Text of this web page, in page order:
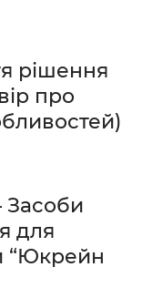
рішення
про
Засоби
для
“Юкрейн